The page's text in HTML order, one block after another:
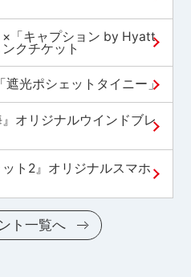
「キャプション by Hyatt
クチケット
光ポシェットタイニー」
オリジナルウインドブレ
ト2』オリジナルスマホ
ト一覧へ